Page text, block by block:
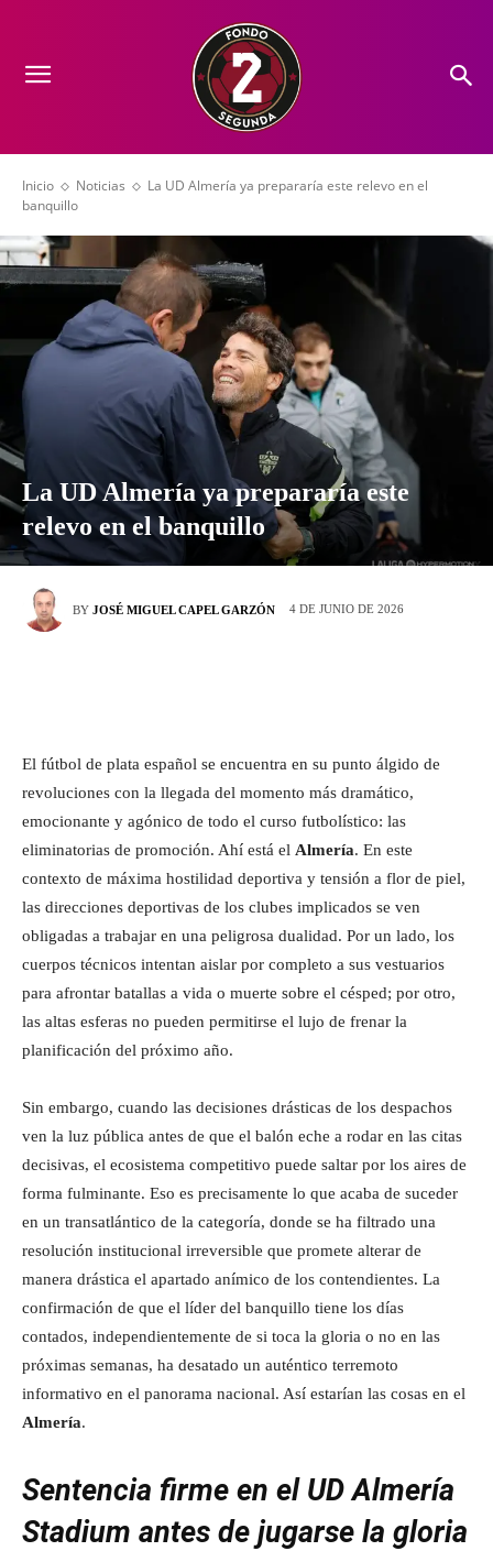
Inicio Noticias
La UD Almería ya prepararía este relevo en el
banquillo
La UD Almería ya prepararía este
relevo en el banquillo
BY JOSÉ MIGUEL CAPEL GARZÓN 4 DE JUNIO DE 2026
El fútbol de plata español se encuentra en su punto álgido de
revoluciones con la llegada del momento más dramático,
emocionante y agónico de todo el curso futbolístico: las
eliminatorias de promoción. Ahí está el Almería. En este
contexto de máxima hostilidad deportiva y tensión a flor de piel,
las direcciones deportivas de los clubes implicados se ven
obligadas a trabajar en una peligrosa dualidad. Por un lado, los
cuerpos técnicos intentan aislar por completo a sus vestuarios
para afrontar batallas a vida o muerte sobre el césped; por otro,
las altas esferas no pueden permitirse el lujo de frenar la
planificación del próximo año.
Sin embargo, cuando las decisiones drásticas de los despachos
ven la luz pública antes de que el balón eche a rodar en las citas
decisivas, el ecosistema competitivo puede saltar por los aires de
forma fulminante. Eso es precisamente lo que acaba de suceder
en un transatlántico de la categoría, donde se ha filtrado una
resolución institucional irreversible que promete alterar de
manera drástica el apartado anímico de los contendientes. La
confirmación de que el líder del banquillo tiene los días
contados, independientemente de si toca la gloria o no en las
próximas semanas, ha desatado un auténtico terremoto
informativo en el panorama nacional. Así estarían las cosas en el
Almería.
Sentencia firme en el UD Almería
Stadium antes de jugarse la gloria